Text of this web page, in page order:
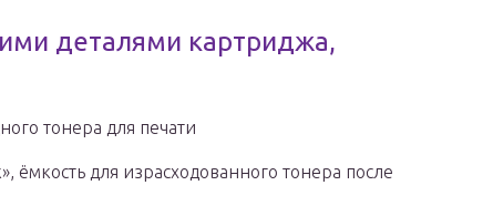
деталями картриджа,
тонера для печати
ёмкость для израсходованного тонера после